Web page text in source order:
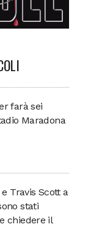
farà sei
Maradona
Travis Scott a
stati
chiedere il